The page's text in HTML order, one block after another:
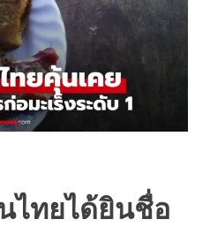
ไทยได้ยินชื่อ